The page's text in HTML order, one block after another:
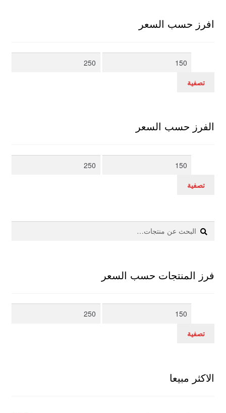
افرز حسب السعر
أدنى
أعلى
تصفية
الفرز حسب السعر
أدنى
أعلى
تصفية
البحث
عن:
بحث
فرز المنتجات حسب السعر
أدنى
أعلى
تصفية
الاكثر مبيعا